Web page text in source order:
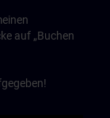
auf „Buchen